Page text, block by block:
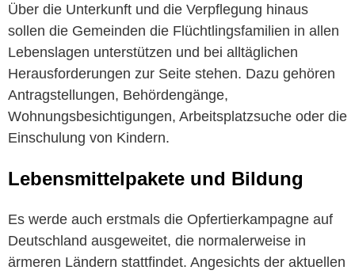
Über die Unterkunft und die Verpflegung hinaus
sollen die Gemeinden die Flüchtlingsfamilien in allen
Lebenslagen unterstützen und bei alltäglichen
Herausforderungen zur Seite stehen. Dazu gehören
Antragstellungen, Behördengänge,
Wohnungsbesichtigungen, Arbeitsplatzsuche oder die
Einschulung von Kindern.
Lebensmittelpakete und Bildung
Es werde auch erstmals die Opfertierkampagne auf
Deutschland ausgeweitet, die normalerweise in
ärmeren Ländern stattfindet. Angesichts der aktuellen